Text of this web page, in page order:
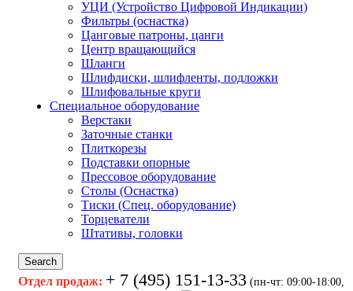
УЦИ (Устройство Цифровой Индикации)
Фильтры (оснастка)
Цанговые патроны, цанги
Центр вращающийся
Шланги
Шлифдиски, шлифленты, подложки
Шлифовальные круги
Специальное оборудование
Верстаки
Заточные станки
Плиткорезы
Подставки опорные
Прессовое оборудование
Столы (Оснастка)
Тиски (Спец. оборудование)
Торцеватели
Штативы, головки
Search
Отдел продаж: + 7 (495) 151-13-33 (пн-чт: 09:00-18:00,